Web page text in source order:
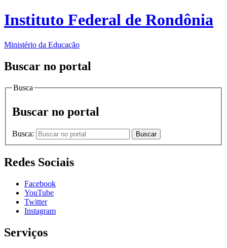
Instituto Federal de Rondônia
Ministério da Educação
Buscar no portal
Busca
Buscar no portal
Busca: Buscar
Redes Sociais
Facebook
YouTube
Twitter
Instagram
Serviços